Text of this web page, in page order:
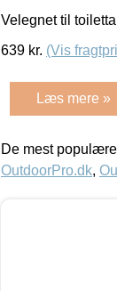
Velegnet til
639 kr. (Vis
Læs mere »
De mest
OutdoorPro.dk,